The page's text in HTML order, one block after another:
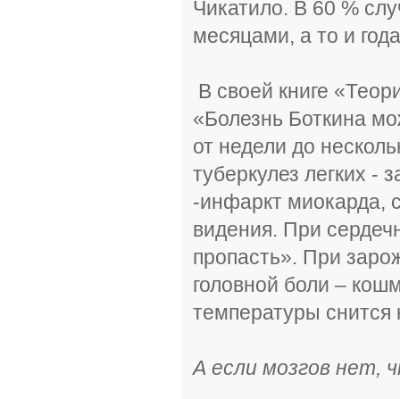
Чикатило. В 60 %
месяцами, а то и
В своей книге
«Болезнь Боткина
от недели до
туберкулез легких -
-инфаркт миокарда,
видения. При
пропасть». При
головной боли –
температуры снится
А если мозгов нет,